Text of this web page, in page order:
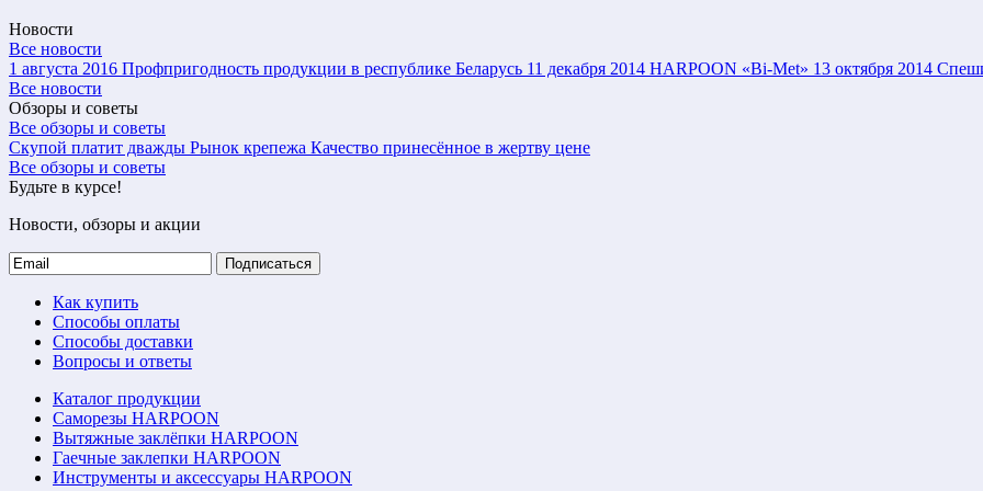
Новости
Все новости
1 августа 2016 Профпригодность продукции в республике Беларусь 11 декабря 2014 HARPOON «Bi-Met» 13 октября 2014
Все новости
Обзоры и советы
Все обзоры и советы
Скупой платит дважды Рынок крепежа Качество принесённое в жертву цене
Все обзоры и советы
Будьте в курсе!
Новости, обзоры и акции
Подписаться
Как купить
Способы оплаты
Способы доставки
Вопросы и ответы
Каталог продукции
Саморезы HARPOON
Вытяжные заклёпки HARPOON
Гаечные заклепки HARPOON
Инструменты и аксессуары HARPOON